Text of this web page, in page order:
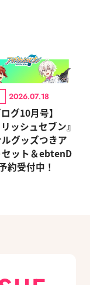
2026.07.18
グ10月号】
リッシュセブン』
グッズつきア
セット＆ebtenD
約受付中！